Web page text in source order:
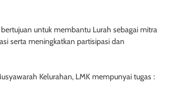
untuk membantu Lurah sebagai mitra
serta meningkatkan partisipasi dan
Kelurahan, LMK mempunyai tugas :